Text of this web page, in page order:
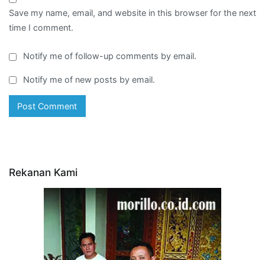
Save my name, email, and website in this browser for the next
time I comment.
Notify me of follow-up comments by email.
Notify me of new posts by email.
Rekanan Kami